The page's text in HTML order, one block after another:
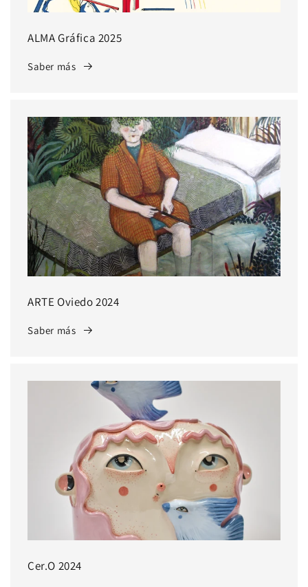
ALMA Gráfica 2025
Saber más
ARTE Oviedo 2024
Saber más
Cer.O 2024